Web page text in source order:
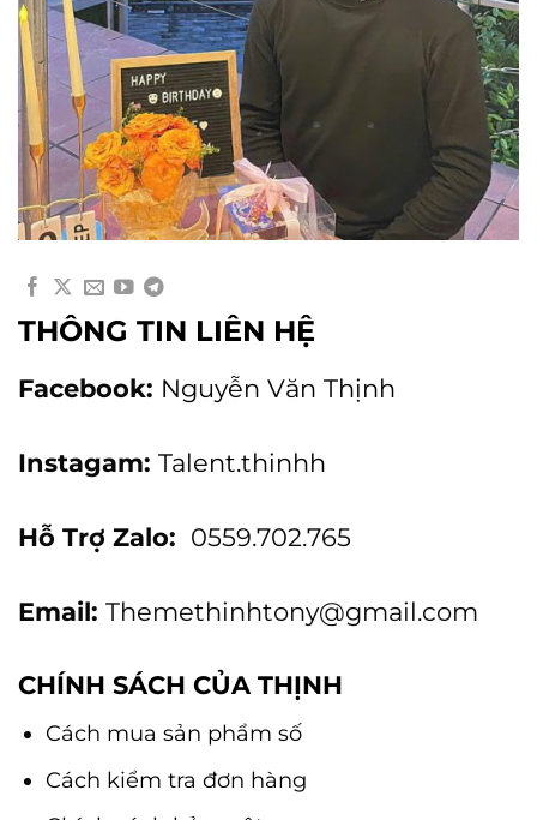
THÔNG TIN LIÊN HỆ
Facebook: Nguyễn Văn Thịnh
Instagam: Talent.thinhh
Hỗ Trợ Zalo: 0559.702.765
Email: Themethinhtony@gmail.com
CHÍNH SÁCH CỦA THỊNH
Cách mua sản phẩm số
Cách kiểm tra đơn hàng